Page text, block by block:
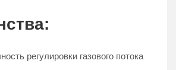
регулировки газового потока